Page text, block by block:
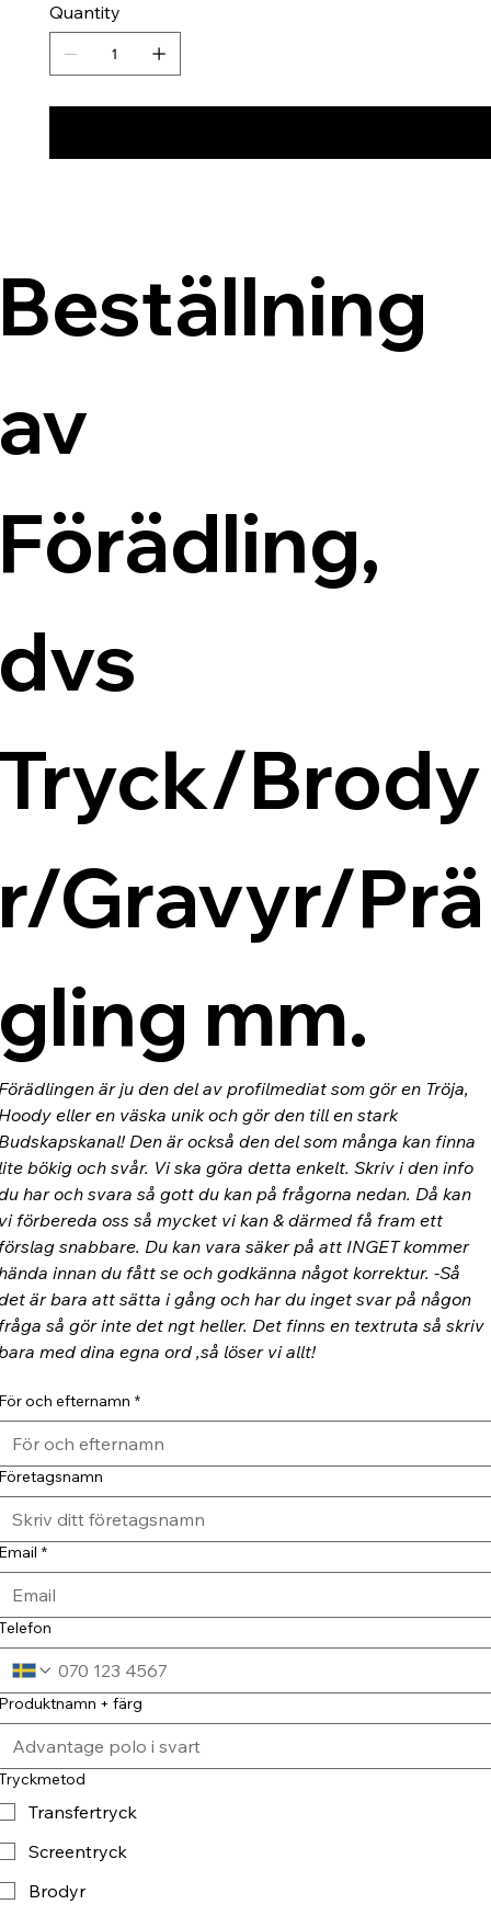
Quantity
Brody
Gravyr/Prä
mm.
är ju den del av profilmediat som gör en Tröja,
eller en väska unik och gör den till en stark
Den är också den del som många kan finna
bökig och svår. Vi ska göra detta enkelt. Skriv i den info
har och svara så gott du kan på frågorna nedan. Då kan
förbereda oss så mycket vi kan & därmed få fram ett
snabbare. Du kan vara säker på att INGET kommer
innan du fått se och godkänna något korrektur. -Så
är bara att sätta i gång och har du inget svar på någon
så gör inte det ngt heller. Det finns en textruta så skriv
med dina egna ord ,så löser vi allt!
och efternamn *
*
+ färg
Transfertryck
Screentryck
Brodyr